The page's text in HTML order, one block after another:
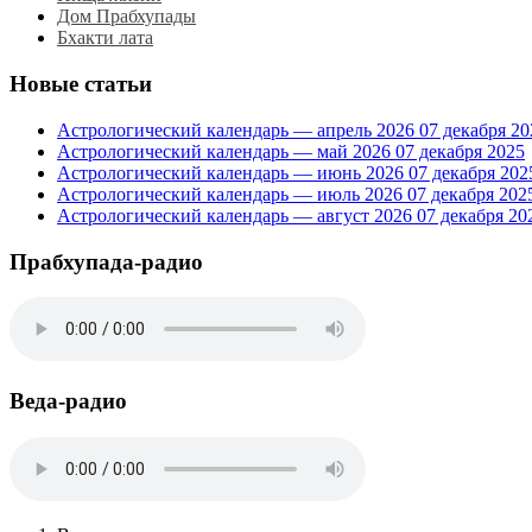
Дом Прабхупады
Бхакти лата
Новые статьи
Астрологический календарь — апрель 2026 07 декабря
Астрологический календарь — май 2026 07 декабря 2025
Астрологический календарь — июнь 2026 07 декабря
Астрологический календарь — июль 2026 07 декабря
Астрологический календарь — август 2026 07 декабря
Прабхупада-радио
Веда-радио